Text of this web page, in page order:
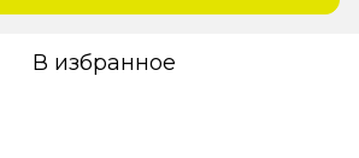
В избранное